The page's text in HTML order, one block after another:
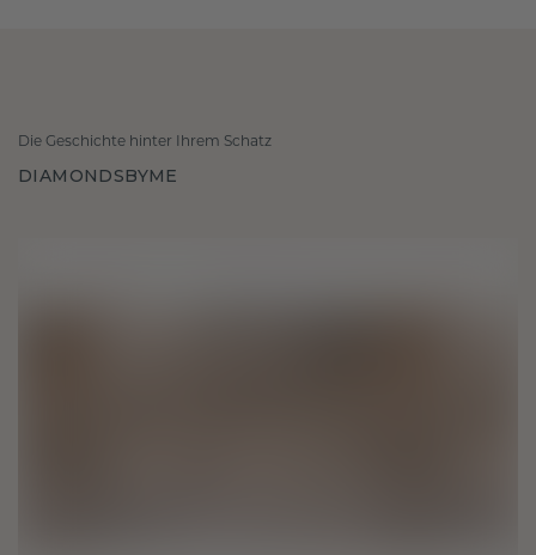
Die Geschichte hinter Ihrem Schatz
DIAMONDSBYME